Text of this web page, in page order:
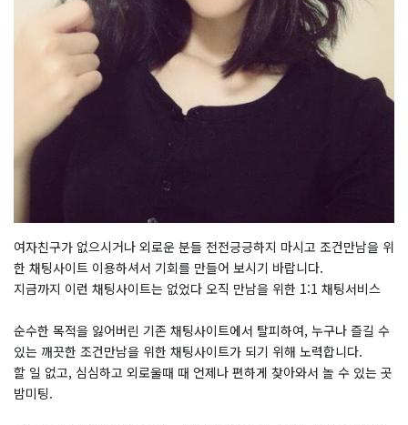
여자친구가 없으시거나 외로운 분들 전전긍긍하지 마시고 조건만남을 위
한 채팅사이트 이용하셔서 기회를 만들어 보시기 바랍니다.
지금까지 이런 채팅사이트는 없었다 오직 만남을 위한 1:1 채팅서비스
순수한 목적을 잃어버린 기존 채팅사이트에서 탈피하여, 누구나 즐길 수
있는 깨끗한 조건만남을 위한 채팅사이트가 되기 위해 노력합니다.
할 일 없고, 심심하고 외로울때 때 언제나 편하게 찾아와서 놀 수 있는 곳
밤미팅.